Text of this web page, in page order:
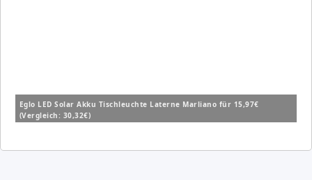
Eglo LED Solar Akku Tischleuchte Laterne Marliano für 15,97€
(Vergleich: 30,32€)